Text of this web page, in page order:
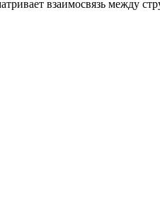
взаимосвязь между